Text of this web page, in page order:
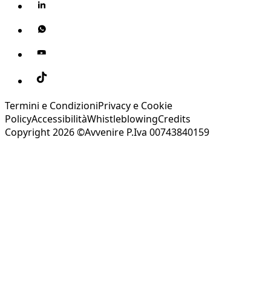
Termini e CondizioniPrivacy e Cookie
PolicyAccessibilitàWhistleblowingCredits
Copyright 2026 ©Avvenire P.Iva 00743840159